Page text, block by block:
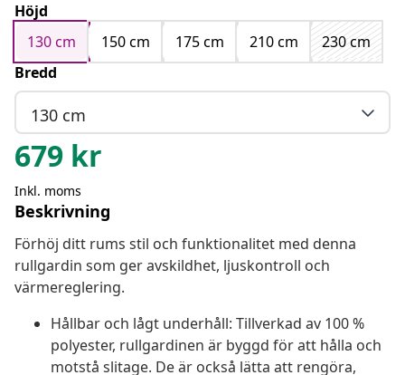
Höjd
130 cm
150 cm 175 cm 210 cm
230 cm
Bredd
130 cm
679 kr
Inkl. moms
Beskrivning
Förhöj ditt rums stil och funktionalitet med denna
rullgardin som ger avskildhet, ljuskontroll och
värmereglering.
Hållbar och lågt underhåll: Tillverkad av 100 %
polyester, rullgardinen är byggd för att hålla och
motstå slitage. De är också lätta att rengöra,